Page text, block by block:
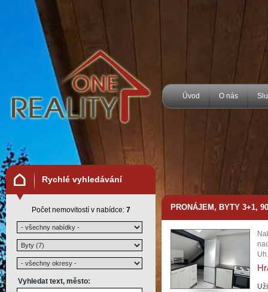
Úvod O nás
Rychlé vyhledávání
Počet nemovitostí v nabídce: 7
Vyhledat text, město:
PRONÁJEM, BYTY 3+1,